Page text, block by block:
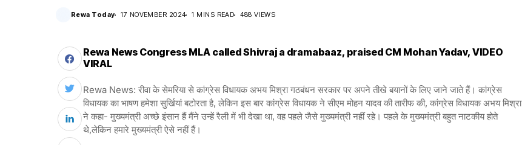
Rewa Today 17 NOVEMBER 2024 1 MINS READ 488 VIEWS
Rewa News Congress MLA called Shivraj a dramabaaz, praised CM Mohan Yadav, VIDEO
VIRAL
Rewa News: रीवा के सेमरिया से कांग्रेस विधायक अभय मिश्रा गठबंधन सरकार पर अपने तीखे बयानों के लिए जाने जाते हैं। कांग्रेस
विधायक का भाषण हमेशा सुर्खियां बटोरता है, लेकिन इस बार कांग्रेस विधायक ने सीएम मोहन यादव की तारीफ की, कांग्रेस विधायक अभय मिश्रा
ने कहा- मुख्यमंत्री अच्छे इंसान हैं मैंने उन्हें रैली में भी देखा था, वह पहले जैसे मुख्यमंत्री नहीं रहे। पहले के मुख्यमंत्री बहुत नाटकीय होते
थे,लेकिन हमारे मुख्यमंत्री ऐसे नहीं हैं।